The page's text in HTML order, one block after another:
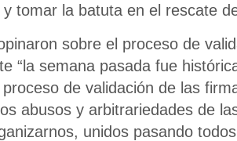
tomar la batuta en el rescate
sobre el proceso de
“la semana pasada fue
de validación de las
abusos y arbitrariedades de
unidos pasando